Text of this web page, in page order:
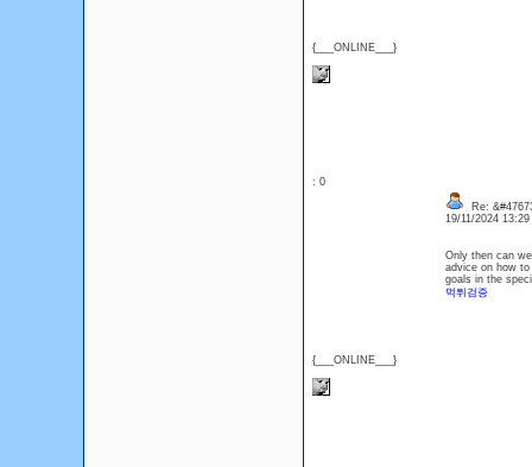
{___ONLINE___}
: 0
{___ONLINE___}
Re:
19/11/2024
Only then can
advice on how
goals in the
먹튀검증